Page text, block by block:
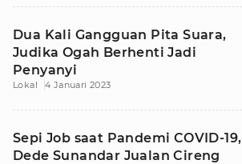
Dua Kali Gangguan Pita Suara,
Judika Ogah Berhenti Jadi
Penyanyi
Lokal 4 Januari 2023
Sepi Job saat Pandemi COVID-19,
Dede Sunandar Jualan Cireng